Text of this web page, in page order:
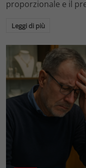
proporzionale e il
Leggi di più